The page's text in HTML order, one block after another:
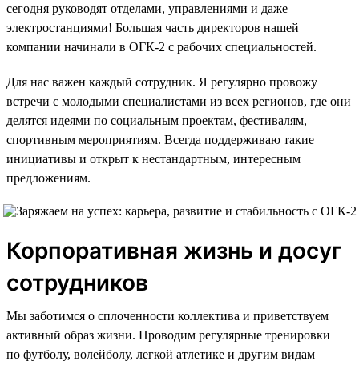
сегодня руководят отделами, управлениями и даже
электростанциями! Большая часть директоров нашей
компании начинали в ОГК-2 с рабочих специальностей.
Для нас важен каждый сотрудник. Я регулярно провожу
встречи с молодыми специалистами из всех регионов, где они
делятся идеями по социальным проектам, фестивалям,
спортивным мероприятиям. Всегда поддерживаю такие
инициативы и открыт к нестандартным, интересным
предложениям.
Корпоративная жизнь и досуг
сотрудников
Мы заботимся о сплоченности коллектива и приветствуем
активный образ жизни. Проводим регулярные тренировки
по футболу, волейболу, легкой атлетике и другим видам